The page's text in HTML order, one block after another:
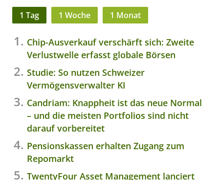
1 Tag 1 Woche 1 Monat
Chip-Ausverkauf verschärft sich: Zweite
Verlustwelle erfasst globale Börsen
Studie: So nutzen Schweizer
Vermögensverwalter KI
Candriam: Knappheit ist das neue Normal
– und die meisten Portfolios sind nicht
darauf vorbereitet
Pensionskassen erhalten Zugang zum
Repomarkt
TwentyFour Asset Management lanciert